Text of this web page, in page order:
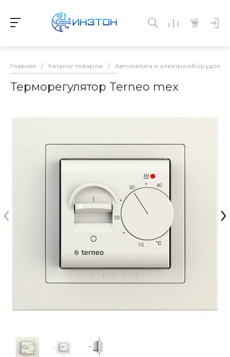
Главная / Каталог товаров / Автоматика и
Терморегулятор Terneo mex
‹ ›